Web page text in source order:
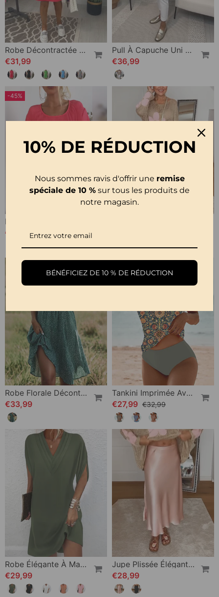
Robe Décontractée À Capuche Et Manches Courtes
€31,99
Pull À Capuche Uni À Découpes Étoiles
€36,99
-45%
€25,99 €47,99
Robe Florale Décontractée À Revers
€33,99
Tankini Imprimée Avec Double Sangle
€27,99 €32,99
Robe Élégante À Manches Fendues De Couleur Unie
€29,99
Jupe Plissée Élégante De Couleur Unie
€28,99
10% DE RÉDUCTION
Nous sommes ravis d'offrir une remise
spéciale de 10 % sur tous les produits de
notre magasin.
BÉNÉFICIEZ DE 10 % DE RÉDUCTION